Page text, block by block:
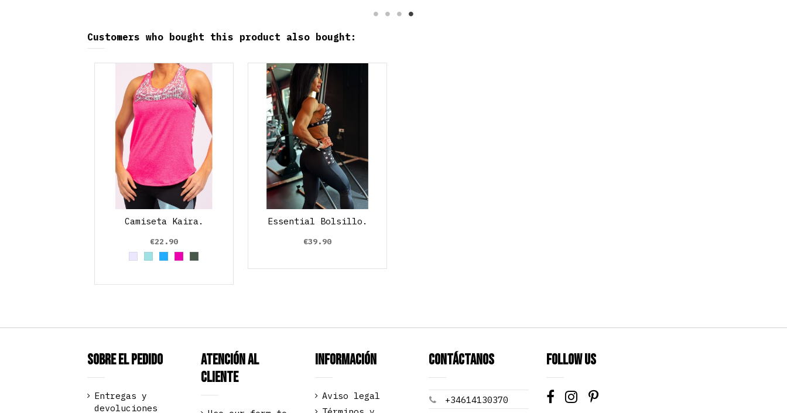
Customers who bought this product also bought:
Camiseta Kaira.
€22.90
GreyAzul cielo
Azul claro
FucsiaVerde Oliva
Essential Bolsillo.
€39.90
Sobre el pedido
Entregas y
devoluciones
Atención al
Cliente
Información
Aviso legal
Contáctanos
+34614130370
Follow us